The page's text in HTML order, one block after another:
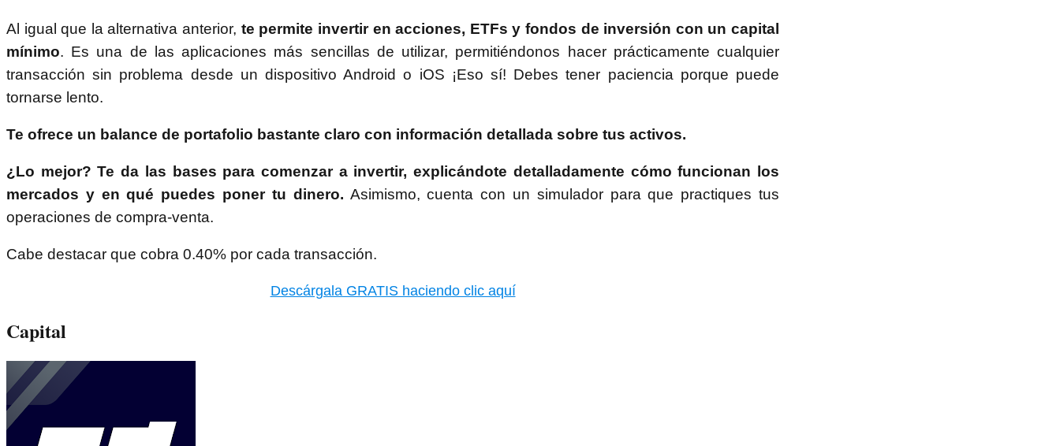
Al igual que la alternativa anterior, te permite invertir en acciones, ETFs y fondos de inversión con un capital
mínimo. Es una de las aplicaciones más sencillas de utilizar, permitiéndonos hacer prácticamente cualquier
transacción sin problema desde un dispositivo Android o iOS ¡Eso sí! Debes tener paciencia porque puede
tornarse lento.
Te ofrece un balance de portafolio bastante claro con información detallada sobre tus activos.
¿Lo mejor? Te da las bases para comenzar a invertir, explicándote detalladamente cómo funcionan los
mercados y en qué puedes poner tu dinero. Asimismo, cuenta con un simulador para que practiques tus
operaciones de compra-venta.
Cabe destacar que cobra 0.40% por cada transacción.
Descárgala GRATIS haciendo clic aquí
Capital